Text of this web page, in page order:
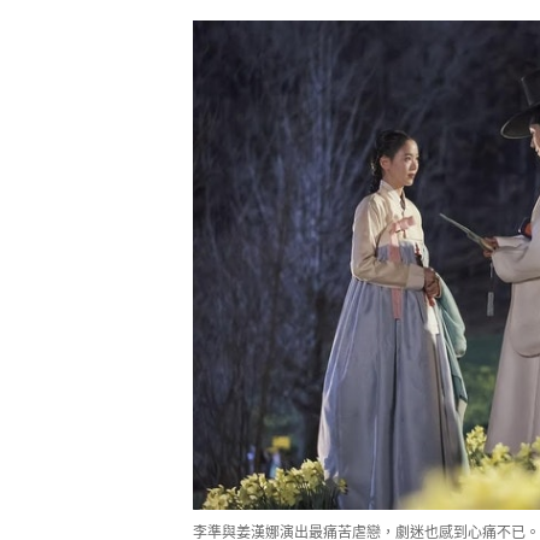
李準與姜漢娜演出最痛苦虐戀，劇迷也感到心痛不已